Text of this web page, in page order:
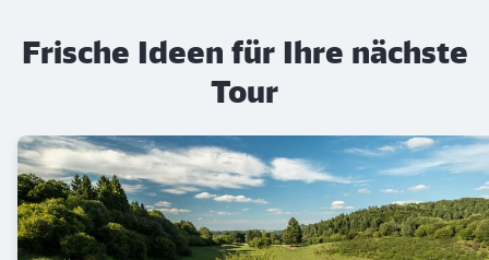
Frische Ideen für Ihre nächste
Tour